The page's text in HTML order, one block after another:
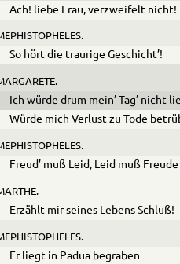
Ach! liebe Frau, verzweifelt nicht!
So hört die traurige Geschicht’!
Ich würde drum mein’ Tag’ nicht
Würde mich Verlust zu Tode
Freud’ muß Leid, Leid muß
Erzählt mir seines Lebens Schluß!
Er liegt in Padua begraben